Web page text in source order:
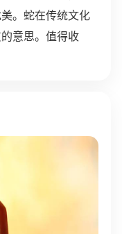
。蛇在传统文化
意思。值得收